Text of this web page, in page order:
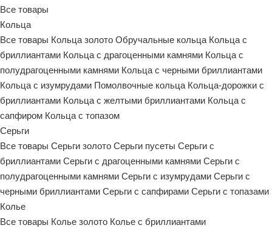
Все товары
Кольца
Все товары Кольца золото Обручальные кольца Кольца с
бриллиантами Кольца с драгоценными камнями Кольца с
полудрагоценными камнями Кольца с черными бриллиантами
Кольца с изумрудами Помолвочные кольца Кольца-дорожки с
бриллиантами Кольца с желтыми бриллиантами Кольца с
сапфиром Кольца с топазом
Серьги
Все товары Серьги золото Серьги пусеты Серьги с
бриллиантами Серьги с драгоценными камнями Серьги с
полудрагоценными камнями Серьги с изумрудами Серьги с
черными бриллиантами Серьги с сапфирами Серьги с топазами
Колье
Все товары Колье золото Колье с бриллиантами